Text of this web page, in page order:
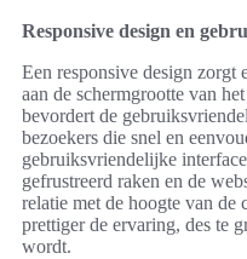
Responsive design en
Een responsive design zorgt
aan de schermgrootte van
bevordert de
bezoekers die snel en
gebruiksvriendelijke
gefrustreerd raken en de
relatie met de hoogte van de
prettiger de ervaring, des te
wordt.